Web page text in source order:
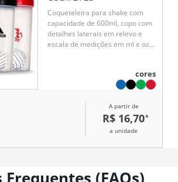
Coqueteleira para shake com
capacidade de 600ml, copo com
detalhes laterais em relevo e
escala de medições em ml e oz.
cores
A partir de
R$ 16,70*
a unidade